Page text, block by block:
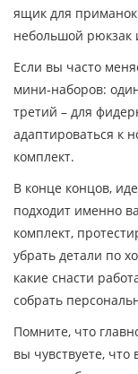
ящик для
небольшой рюкзак
Если вы часто
мини‑наборов:
третий – для
адаптироваться к
комплект.
В конце концов,
подходит именно
комплект,
убрать детали по
какие снасти
собрать
Помните, что
вы чувствуете, что